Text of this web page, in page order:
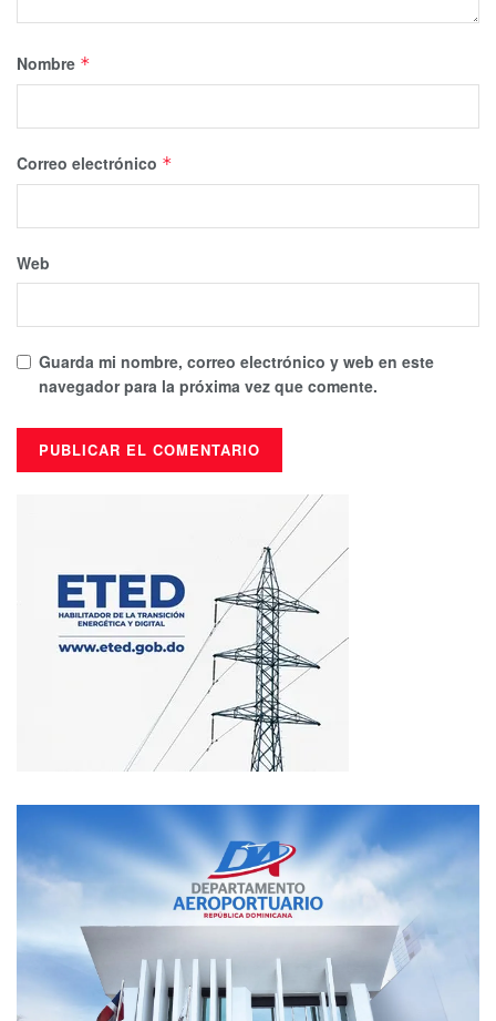
Nombre *
Correo electrónico *
Web
Guarda mi nombre, correo electrónico y web en este
navegador para la próxima vez que comente.